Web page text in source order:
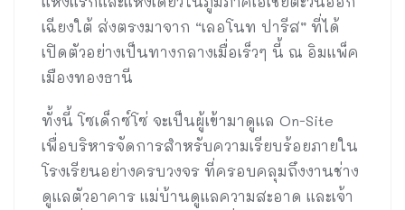
เฉียงใต้ ส่งตรงมาจาก “เลอโนท ปารีส” ที่ได้
เปิดตัวอย่างเป็นทางกลางเมื่อเร็วๆ นี้ ณ อิมแพ็ค
เมืองทองธานี
ทั้งนี้ โซเด็กซ์โซ่ จะเป็นผู้เข้ามาดูแล On-Site
เพื่อบริหารจัดการสำหรับความเรียบร้อยภายใน
โรงเรียนอย่างครบวงจร ที่ครอบคลุมถึงงานช่าง
ดูแลตัวอาคาร แม่บ้านดูแลความสะอาด และเจ้า